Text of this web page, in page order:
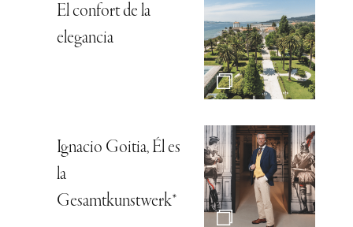
El confort de la
elegancia
Ignacio Goitia, Él es
la
Gesamtkunstwerk*